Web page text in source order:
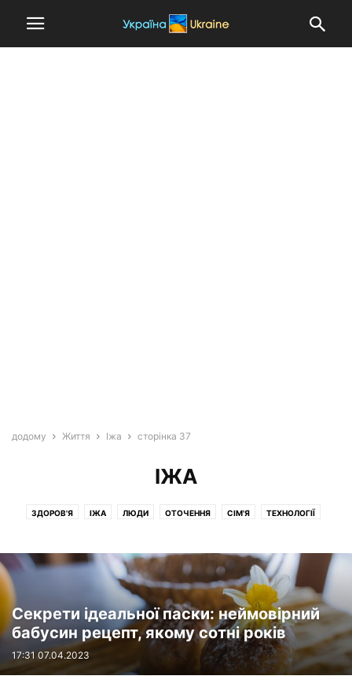
додому Життя Іжа сторінка 37
ІЖА
ЗДОРОВ'Я ІЖА ЛЮДИ ОТОЧЕННЯ СІМ'Я ТЕХНОЛОГІЇ
Секрети ідеальної паски: неймовірний
бабусин рецепт, якому сотні років
17:31 07.04.2023